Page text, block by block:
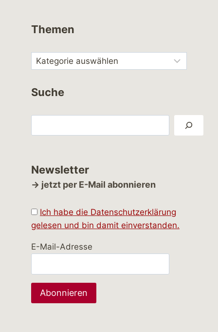
Themen
Suche
Newsletter
→ jetzt per E-Mail abonnieren
Ich habe die Datenschutzerklärung
gelesen und bin damit einverstanden.
E-Mail-Adresse